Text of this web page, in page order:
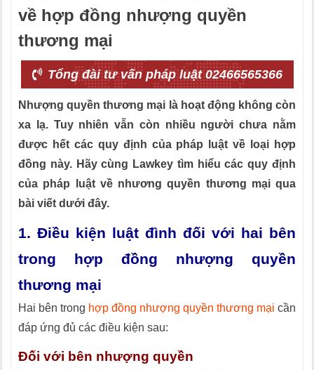
về hợp đồng nhượng quyền
thương mại
Tổng đài tư vấn pháp luật 02466565366
Nhượng quyền thương mại là hoạt động không còn
xa lạ. Tuy nhiên vẫn còn nhiều người chưa nằm
được hết các quy định của pháp luật về loại hợp
đồng này. Hãy cùng Lawkey tìm hiểu các quy định
của pháp luật về nhương quyền thương mại qua
bài viết dưới đây.
1. Điều kiện luật đình đối với hai bên
trong hợp đồng nhượng quyền
thương mại
Hai bên trong hợp đồng nhượng quyền thương mại cần
đáp ứng đủ các điều kiện sau:
Đối với bên nhượng quyền